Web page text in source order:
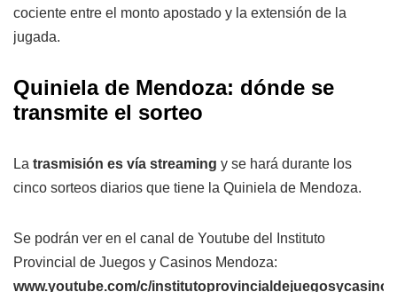
cociente entre el monto apostado y la extensión de la
jugada.
Quiniela de Mendoza: dónde se
transmite el sorteo
La trasmisión es vía streaming y se hará durante los
cinco sorteos diarios que tiene la Quiniela de Mendoza.
Se podrán ver en el canal de Youtube del Instituto
Provincial de Juegos y Casinos Mendoza:
www.youtube.com/c/